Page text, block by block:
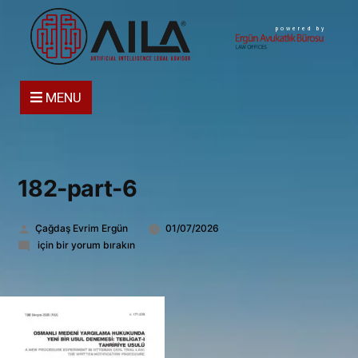
powered by
MENU
182-part-6
Gönderen:
Çağdaş Evrim Ergün
01/07/2026
182-
için bir yorum bırakın